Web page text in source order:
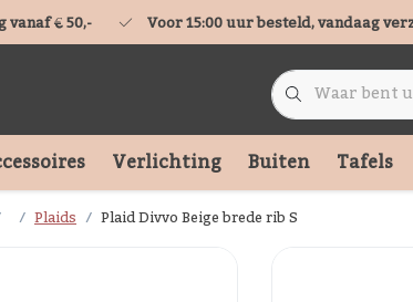
€ 50,- Voor 15:00 uur besteld, vandaag
Verlichting Buiten Tafels
Plaids Plaid Divvo Beige brede rib S